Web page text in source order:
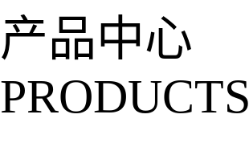
产品中心
PRODUCTS